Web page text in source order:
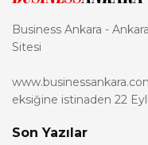
Business Ankara -
Sitesi
eksiğine istinaden 22
Son Yazılar